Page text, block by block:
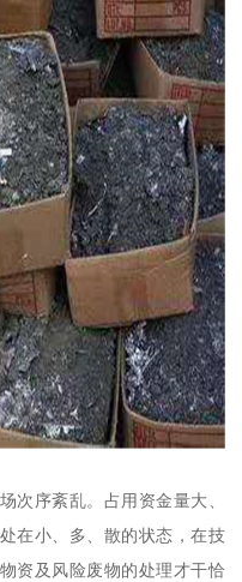
次序紊乱。占用资金量大、
在小、多、散的状态，在技
资及风险废物的处理才干恰